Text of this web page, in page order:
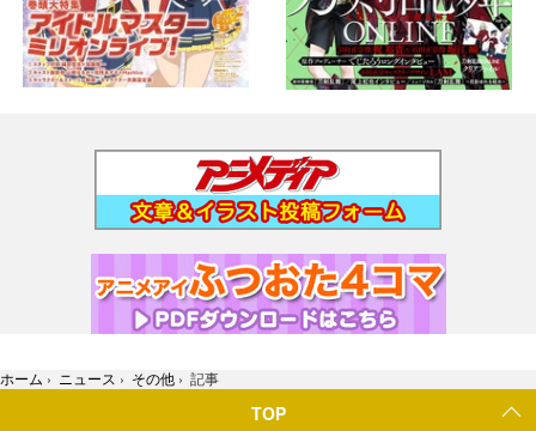
ホーム › ニュース › その他 › 記事
TOP